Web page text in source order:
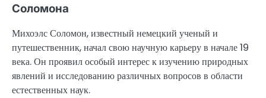
Соломона
Михоэлс Соломон, известный немецкий ученый и
путешественник, начал свою научную карьеру в начале 19
века. Он проявил особый интерес к изучению природных
явлений и исследованию различных вопросов в области
естественных наук.